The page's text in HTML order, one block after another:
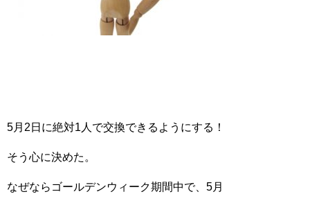
5月2日に絶対1人で交換できるようにする！
そう心に決めた。
なぜならゴールデンウィーク期間中で、5月